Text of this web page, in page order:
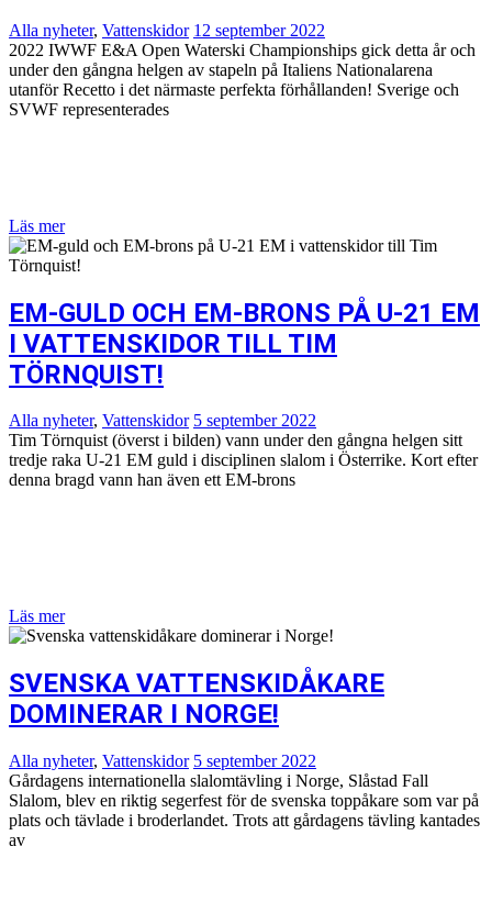
Alla nyheter, Vattenskidor 12 september 2022
2022 IWWF E&A Open Waterski Championships gick detta år och
under den gångna helgen av stapeln på Italiens Nationalarena
utanför Recetto i det närmaste perfekta förhållanden! Sverige och
SVWF representerades
Läs mer
EM-GULD OCH EM-BRONS PÅ U-21 EM
I VATTENSKIDOR TILL TIM
TÖRNQUIST!
Alla nyheter, Vattenskidor 5 september 2022
Tim Törnquist (överst i bilden) vann under den gångna helgen sitt
tredje raka U-21 EM guld i disciplinen slalom i Österrike. Kort efter
denna bragd vann han även ett EM-brons
Läs mer
SVENSKA VATTENSKIDÅKARE
DOMINERAR I NORGE!
Alla nyheter, Vattenskidor 5 september 2022
Gårdagens internationella slalomtävling i Norge, Slåstad Fall
Slalom, blev en riktig segerfest för de svenska toppåkare som var på
plats och tävlade i broderlandet. Trots att gårdagens tävling kantades
av